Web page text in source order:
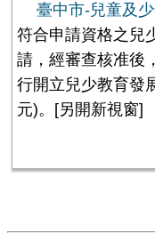
臺中市-兒童及
符合申請資格之兒
請，經審查核准後
行開立兒少教育發
元)。 [另開新視窗]